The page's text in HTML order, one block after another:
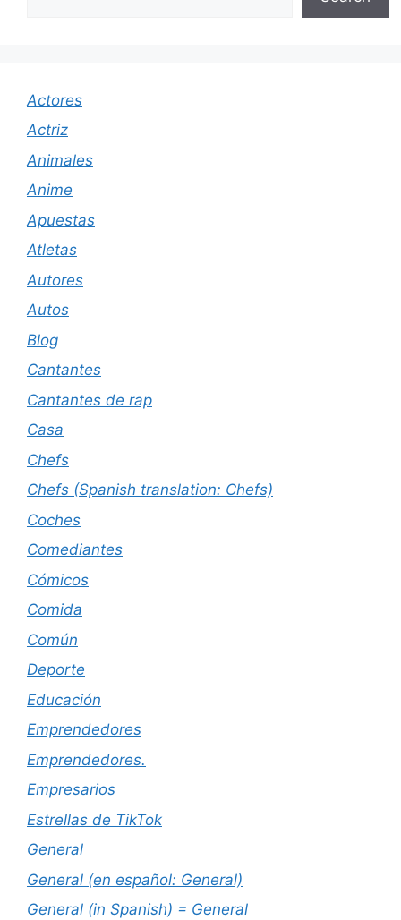
Actores
Actriz
Animales
Anime
Apuestas
Atletas
Autores
Autos
Blog
Cantantes
Cantantes de rap
Casa
Chefs
Chefs (Spanish translation: Chefs)
Coches
Comediantes
Cómicos
Comida
Común
Deporte
Educación
Emprendedores
Emprendedores.
Empresarios
Estrellas de TikTok
General
General (en español: General)
General (in Spanish) = General